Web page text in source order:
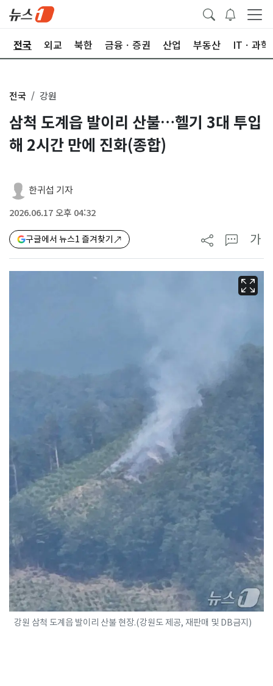
전국 외교 북한 금융ㆍ증권 산업 부동산 ITㆍ과학
전국 강원
삼척 도계읍 발이리 산불…헬기 3대 투입
해 2시간 만에 진화(종합)
한귀섭 기자
2026.06.17 오후 04:32
구글에서 뉴스1 즐겨찾기 가
강원 삼척 도계읍 발이리 산불 현장.(강원도 제공, 재판매 및 DB금지)